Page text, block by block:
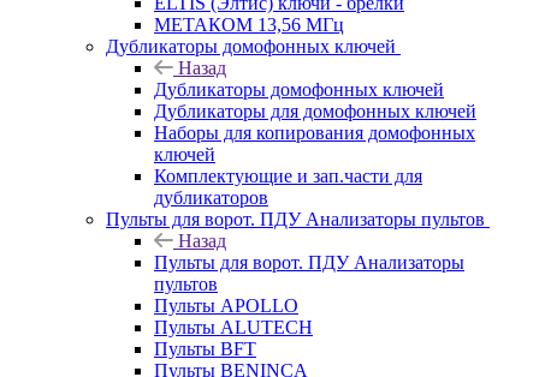
МЕТАКОМ 13,56 МГц
Дубликаторы домофонных ключей
Назад
Дубликаторы домофонных ключей
Дубликаторы для домофонных ключей
Наборы для копирования домофонных
ключей
Комплектующие и зап.части для
дубликаторов
Пульты для ворот. ПДУ Анализаторы пультов
Назад
Пульты для ворот. ПДУ Анализаторы
пультов
Пульты APOLLO
Пульты ALUTECH
Пульты BFT
Пульты BENINCA